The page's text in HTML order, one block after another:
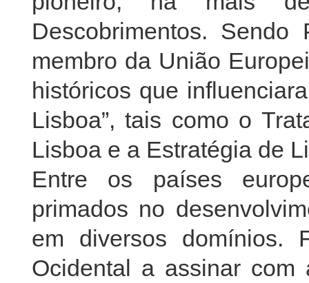
Descobrimentos. Sendo
membro da União
históricos que
Lisboa”, tais como o
Lisboa e a Estratégia de
Entre os países
primados no
em diversos domínios.
Ocidental a assinar